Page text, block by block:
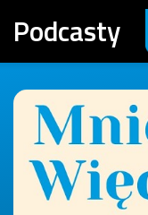
Podcasty